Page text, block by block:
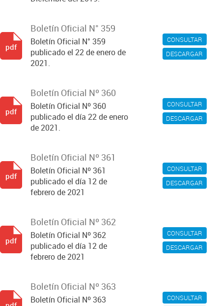
CONSULTAR
DESCARGAR
Boletín Oficial N° 359
Boletín Oficial N° 359
publicado el 22 de enero de
2021.
pdf
CONSULTAR
DESCARGAR
Boletín Oficial Nº 360
Boletín Oficial Nº 360
publicado el día 22 de enero
de 2021.
pdf
CONSULTAR
DESCARGAR
Boletín Oficial Nº 361
Boletín Oficial Nº 361
publicado el día 12 de
febrero de 2021
pdf
CONSULTAR
DESCARGAR
Boletín Oficial Nº 362
Boletín Oficial Nº 362
publicado el día 12 de
febrero de 2021
pdf
CONSULTAR
Boletín Oficial Nº 363
Boletín Oficial Nº 363